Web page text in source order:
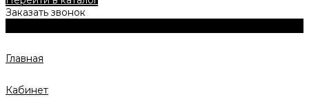
Заказать звонок
Главная
Кабинет